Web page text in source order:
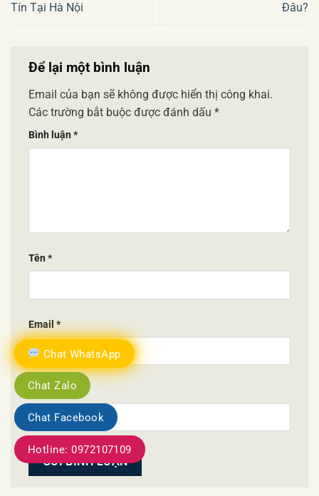
Chat WhatsApp
Chat Zalo
Chat Facebook
Hotline: 0972107109
Tín Tại Hà Nội
Đâu?
Để lại một bình luận
Email của bạn sẽ không được hiển thị công khai.
Các trường bắt buộc được đánh dấu *
Bình luận *
Tên *
Email *
Trang web